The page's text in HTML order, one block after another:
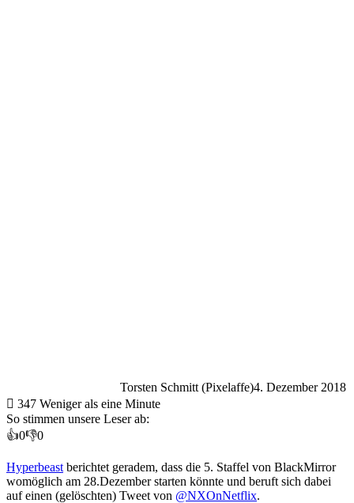
Torsten Schmitt (Pixelaffe)4. Dezember 2018
347 Weniger als eine Minute
So stimmen unsere Leser ab:
👍0👎0
Hyperbeast berichtet geradem, dass die 5. Staffel von BlackMirror
womöglich am 28.Dezember starten könnte und beruft sich dabei
auf einen (gelöschten) Tweet von @NXOnNetflix.